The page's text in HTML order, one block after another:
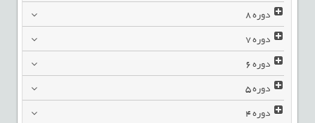
دوره8
دوره7
دوره6
دوره5
دوره4